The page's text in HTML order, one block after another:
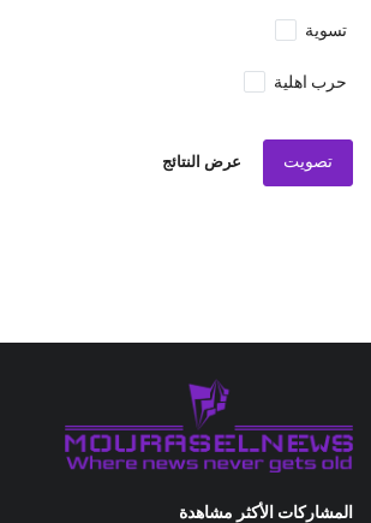
تسوية
حرب اهلية
تصويت عرض النتائج
المشاركات الأكثر مشاهدة